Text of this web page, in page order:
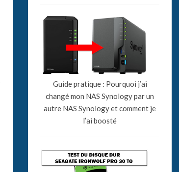
Guide pratique : Pourquoi j’ai
changé mon NAS Synology par un
autre NAS Synology et comment je
l’ai boosté